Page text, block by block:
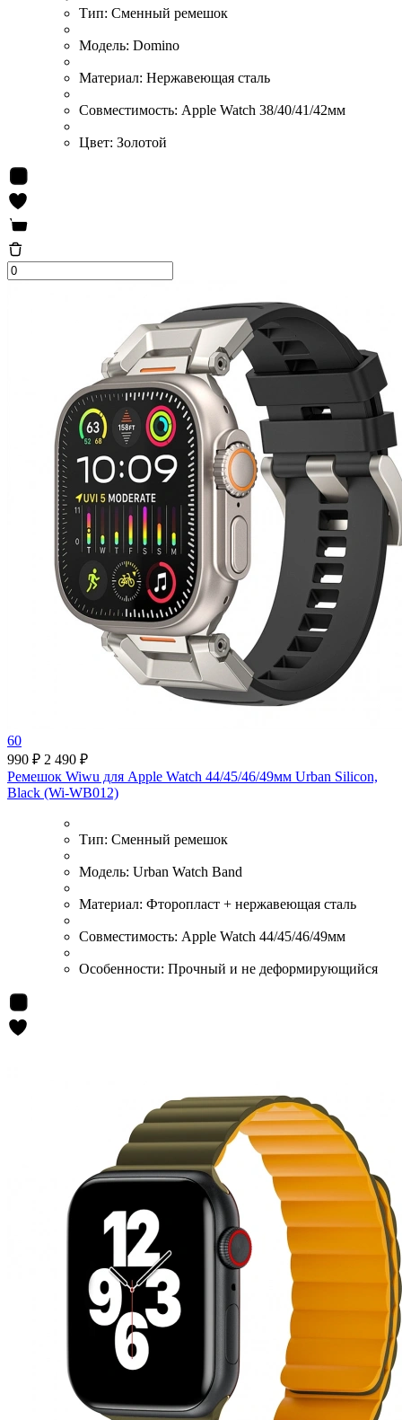
Тип: Сменный ремешок
Модель: Domino
Материал: Нержавеющая сталь
Совместимость: Apple Watch 38/40/41/42мм
Цвет: Золотой
60
990 ₽ 2 490 ₽
Ремешок Wiwu для Apple Watch 44/45/46/49мм Urban Silicon,
Black (Wi-WB012)
Тип: Сменный ремешок
Модель: Urban Watch Band
Материал: Фторопласт + нержавеющая сталь
Совместимость: Apple Watch 44/45/46/49мм
Особенности: Прочный и не деформирующийся